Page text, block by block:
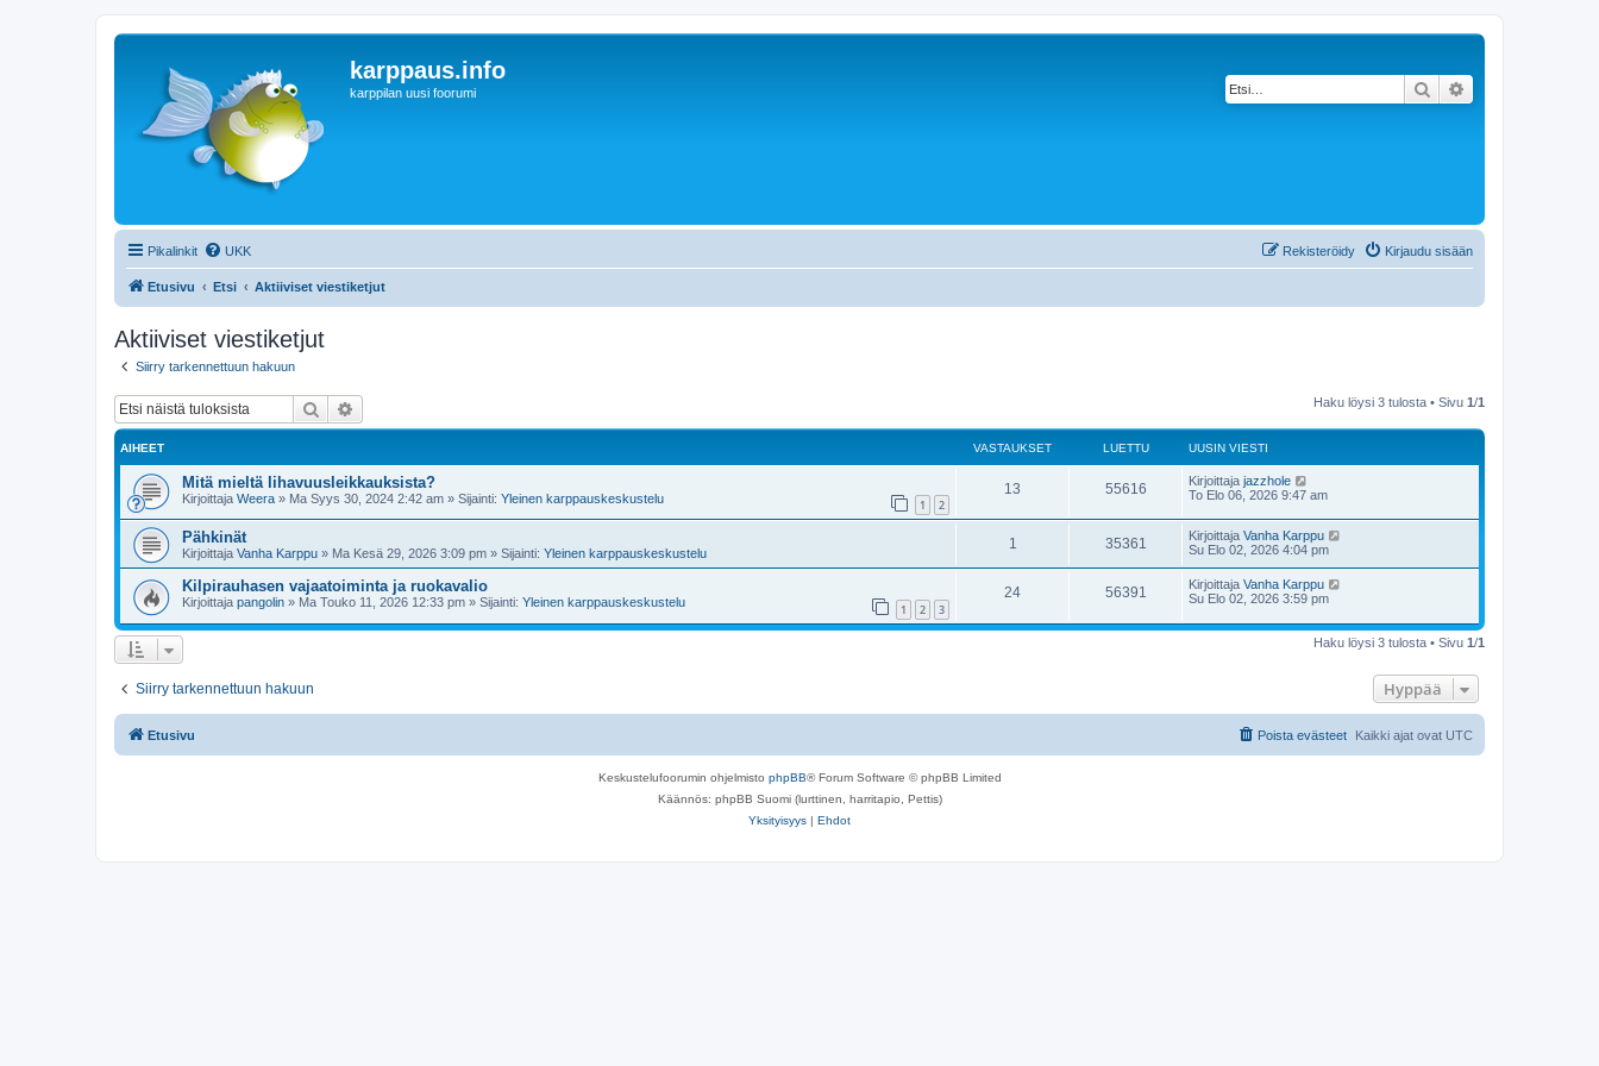
karppaus.info
karppilan uusi foorumi Etsi
Pikalinkit UKK Kirjaudu sisään
Rekisteröidy
Etusivu Etsi Aktiiviset viestiketjut
Aktiiviset viestiketjut
Siirry tarkennettuun hakuun
Etsi Haku löysi 3 tulosta • Sivu 1/1
AIHEET VASTAUKSET LUETTU UUSIN VIESTI
Mitä mieltä lihavuusleikkauksista?
Kirjoittaja Weera » Ma Syys 30, 2024 2:42 am » Sijainti: Yleinen karppauskeskustelu 1 2
13 55616 Kirjoittaja jazzhole
To Elo 06, 2026 9:47 am
Pähkinät
Kirjoittaja Vanha Karppu » Ma Kesä 29, 2026 3:09 pm » Sijainti: Yleinen karppauskeskustelu
1 35361 Kirjoittaja Vanha Karppu
Su Elo 02, 2026 4:04 pm
Kilpirauhasen vajaatoiminta ja ruokavalio
Kirjoittaja pangolin » Ma Touko 11, 2026 12:33 pm » Sijainti: Yleinen karppauskeskustelu 1 2 3
24 56391 Kirjoittaja Vanha Karppu
Su Elo 02, 2026 3:59 pm
Haku löysi 3 tulosta • Sivu 1/1
Siirry tarkennettuun hakuun Hyppää
Etusivu Kaikki ajat ovat UTC
Poista evästeet
Keskustelufoorumin ohjelmisto phpBB® Forum Software © phpBB Limited
Käännös: phpBB Suomi (lurttinen, harritapio, Pettis)
Yksityisyys | Ehdot